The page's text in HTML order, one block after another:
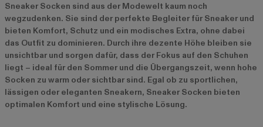
Sneaker Socken sind aus der Modewelt kaum noch
wegzudenken. Sie sind der perfekte Begleiter für Sneaker und
bieten Komfort, Schutz und ein modisches Extra, ohne dabei
das Outfit zu dominieren. Durch ihre dezente Höhe bleiben sie
unsichtbar und sorgen dafür, dass der Fokus auf den Schuhen
liegt – ideal für den Sommer und die Übergangszeit, wenn hohe
Socken zu warm oder sichtbar sind. Egal ob zu sportlichen,
lässigen oder eleganten Sneakern, Sneaker Socken bieten
optimalen Komfort und eine stylische Lösung.